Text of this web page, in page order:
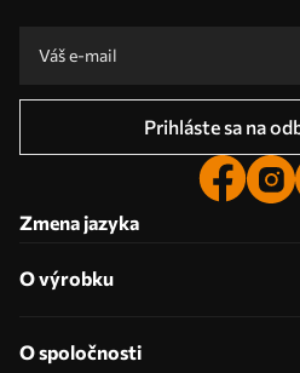
Prihláste sa na
Zmena jazyka
O výrobku
O spoločnosti